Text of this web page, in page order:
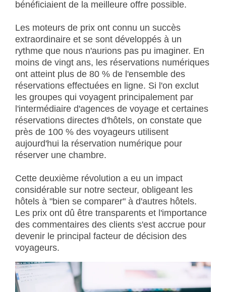
bénéficiaient de la meilleure offre possible.
Les moteurs de prix ont connu un succès
extraordinaire et se sont développés à un
rythme que nous n'aurions pas pu imaginer. En
moins de vingt ans, les réservations numériques
ont atteint plus de 80 % de l'ensemble des
réservations effectuées en ligne. Si l'on exclut
les groupes qui voyagent principalement par
l'intermédiaire d'agences de voyage et certaines
réservations directes d'hôtels, on constate que
près de 100 % des voyageurs utilisent
aujourd'hui la réservation numérique pour
réserver une chambre.
Cette deuxième révolution a eu un impact
considérable sur notre secteur, obligeant les
hôtels à "bien se comparer" à d'autres hôtels.
Les prix ont dû être transparents et l'importance
des commentaires des clients s'est accrue pour
devenir le principal facteur de décision des
voyageurs.